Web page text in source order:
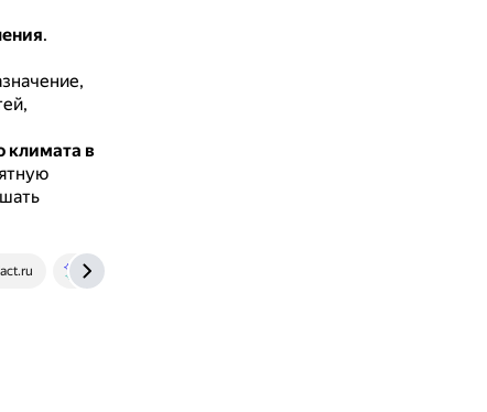
.
климата в
www.liveabout.com